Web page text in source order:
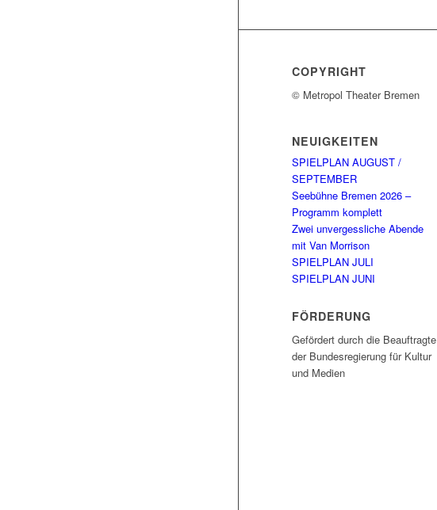
COPYRIGHT
© Metropol Theater Bremen
NEUIGKEITEN
SPIELPLAN AUGUST /
SEPTEMBER
Seebühne Bremen 2026 –
Programm komplett
Zwei unvergessliche Abende
mit Van Morrison
SPIELPLAN JULI
SPIELPLAN JUNI
FÖRDERUNG
Gefördert durch die Beauftragte
der Bundesregierung für Kultur
und Medien